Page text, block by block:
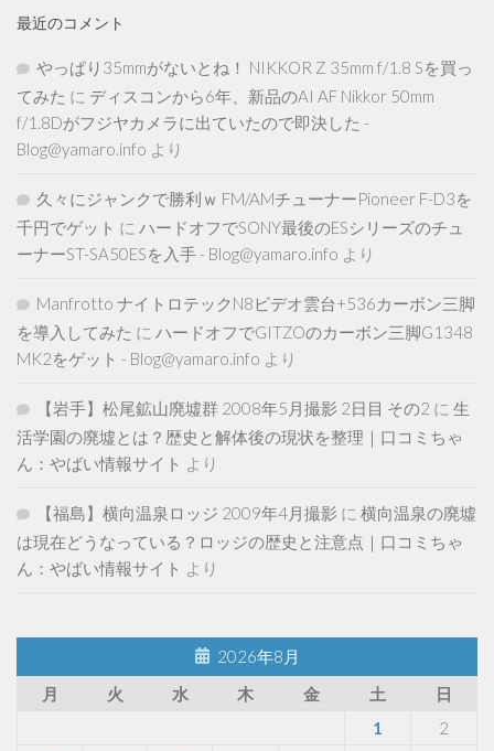
最近のコメント
やっぱり35mmがないとね！ NIKKOR Z 35mm f/1.8 Sを買っ
てみた に ディスコンから6年、新品のAI AF Nikkor 50mm
f/1.8Dがフジヤカメラに出ていたので即決した -
Blog@yamaro.info より
久々にジャンクで勝利ｗ FM/AMチューナーPioneer F-D3を
千円でゲット に ハードオフでSONY最後のESシリーズのチュ
ーナーST-SA50ESを入手 - Blog@yamaro.info より
Manfrotto ナイトロテックN8ビデオ雲台+536カーボン三脚
を導入してみた に ハードオフでGITZOのカーボン三脚G1348
MK2をゲット - Blog@yamaro.info より
【岩手】松尾鉱山廃墟群 2008年5月撮影 2日目 その2 に 生
活学園の廃墟とは？歴史と解体後の現状を整理｜口コミちゃ
ん：やばい情報サイト より
【福島】横向温泉ロッジ 2009年4月撮影 に 横向温泉の廃墟
は現在どうなっている？ロッジの歴史と注意点｜口コミちゃ
ん：やばい情報サイト より
2026年8月
月
火 水 木 金 土
日
1
2